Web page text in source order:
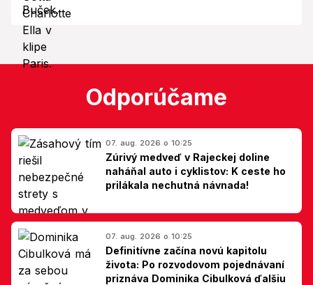
Odporúčame
07. aug. 2026 o 10:25
Zúrivý medveď v Rajeckej doline
naháňal auto i cyklistov: K ceste ho
prilákala nechutná návnada!
07. aug. 2026 o 10:25
Definitívne začína novú kapitolu
života: Po rozvodovom pojednávaní
priznáva Dominika Cibulková ďalšiu